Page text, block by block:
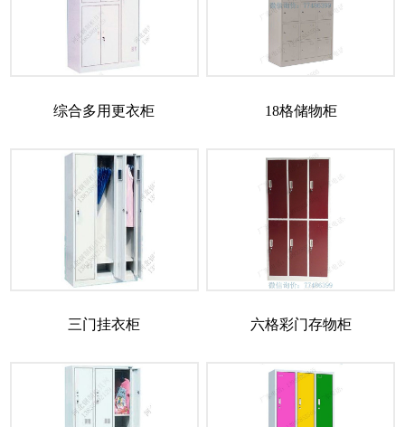
综合多用更衣柜 18格储物柜
三门挂衣柜 六格彩门存物柜